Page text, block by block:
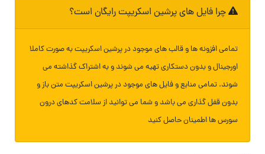
چرا فایل های پرشین اسکریپت رایگان است؟
تمامی افزونه ها و قالب های موجود در پرشین اسکریپت به صورت کاملا
اورجینال و بدون دستکاری تهیه می شوند و به اشتراک گذاشته می
شوند. تمامی منابع و فایل های موجود در پرشین اسکریپت متن باز و
بدون قفل گذاری می باشد و شما می توانید از سلامت کدهای درون
سورس ها اطمینان حاصل کنید